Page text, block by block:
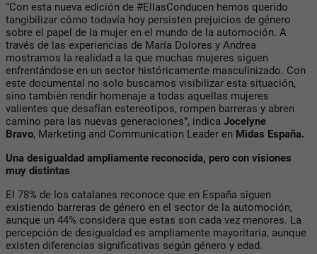
“Con esta nueva edición de #EllasConducen hemos querido
tangibilizar cómo todavía hoy persisten prejuicios de género
sobre el papel de la mujer en el mundo de la automoción. A
través de las experiencias de María Dolores y Andrea
mostramos la realidad a la que muchas mujeres siguen
enfrentándose en un sector históricamente masculinizado. Con
este documental no solo buscamos visibilizar esta situación,
sino también rendir homenaje a todas aquellas mujeres
valientes que desafían estereotipos, rompen barreras y abren
camino para las nuevas generaciones”, indica Jocelyne
Bravo, Marketing and Communication Leader en Midas España.
Una desigualdad ampliamente reconocida, pero con visiones
muy distintas
El 78% de los catalanes reconoce que en España siguen
existiendo barreras de género en el sector de la automoción,
aunque un 44% considera que estas son cada vez menores. La
percepción de desigualdad es ampliamente mayoritaria, aunque
existen diferencias significativas según género y edad.